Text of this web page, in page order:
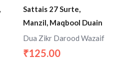
Sattais 27 Surte,
Manzil, Maqbool Duain
Dua Zikr Darood Wazaif
₹125.00